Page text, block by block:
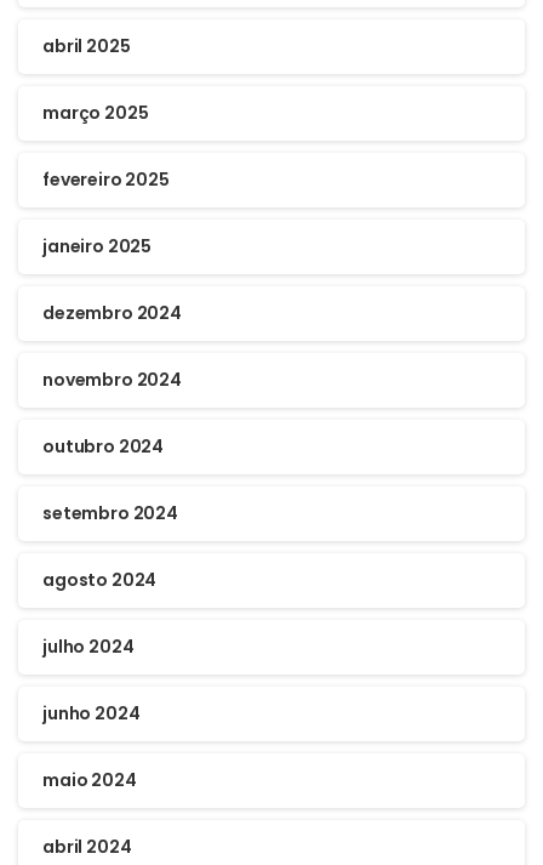
abril 2025
março 2025
fevereiro 2025
janeiro 2025
dezembro 2024
novembro 2024
outubro 2024
setembro 2024
agosto 2024
julho 2024
junho 2024
maio 2024
abril 2024